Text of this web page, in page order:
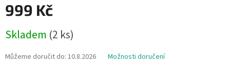
999 Kč
cena:
Skladem (2 ks)
Můžeme doručit do: 10.8.2026 Možnosti doručení